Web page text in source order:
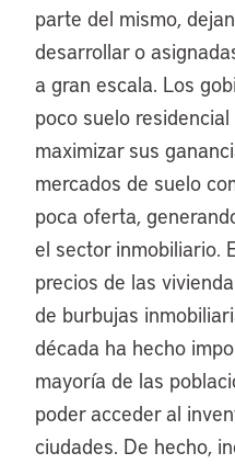
parte del mismo,
desarrollar o
a gran escala. Los
poco suelo
maximizar sus
mercados de suelo
poca oferta,
el sector inmobiliario.
precios de las
de burbujas
década ha hecho
mayoría de las
poder acceder al
ciudades. De hecho,